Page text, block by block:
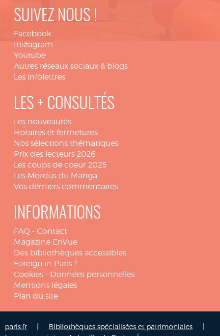
SUIVEZ NOUS !
Facebook
Instagram
Youtube
Autres réseaux sociaux & blogs
Les infolettres
LES + CONSULTÉS
Les nouveautés
Horaires et fermetures
Nos sélections thématiques
Prix des lecteurs 2026
Les coups de coeur 2025
Les Mordus du Manga
Vos derniers commentaires
INFORMATIONS
FAQ - Contact
Magazine EnVue
Des bibliothèques accessibles
Foreign in Paris ?
Cookies - Données personnelles
Mentions légales
Plan du site
paris.fr Bibliothèques spécialisées et patrimoniales